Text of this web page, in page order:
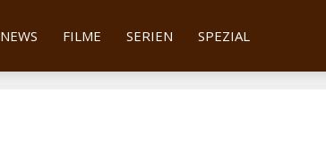
NEWS FILME SERIEN SPEZIAL